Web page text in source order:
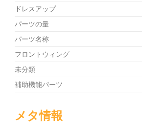
ドレスアップ
パーツの量
パーツ名称
フロントウィング
未分類
補助機能パーツ
メタ情報